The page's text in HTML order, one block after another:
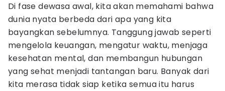
Di fase dewasa awal, kita akan memahami bahwa
dunia nyata berbeda dari apa yang kita
bayangkan sebelumnya. Tanggung jawab seperti
mengelola keuangan, mengatur waktu, menjaga
kesehatan mental, dan membangun hubungan
yang sehat menjadi tantangan baru. Banyak dari
kita merasa tidak siap ketika semua itu harus